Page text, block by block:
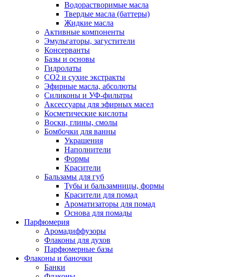
Водорастворимые масла
Твердые масла (баттеры)
Жидкие масла
Активные компоненты
Эмульгаторы, загустители
Консерванты
Базы и основы
Гидролаты
СО2 и сухие экстракты
Эфирные масла, абсолюты
Силиконы и УФ-фильтры
Аксессуары для эфирных масел
Косметические кислоты
Воски, глины, смолы
Бомбочки для ванны
Украшения
Наполнители
Формы
Красители
Бальзамы для губ
Тубы и бальзамницы, формы
Красители для помад
Ароматизаторы для помад
Основа для помады
Парфюмерия
Аромадиффузоры
Флаконы для духов
Парфюмерные базы
Флаконы и баночки
Банки